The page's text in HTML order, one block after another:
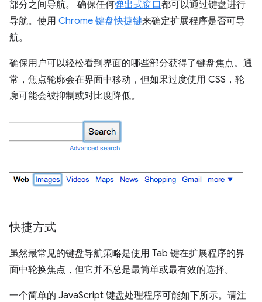
部分之间导航。 确保任何弹出式窗口都可以通过键盘进行
导航。使用 Chrome 键盘快捷键来确定扩展程序是否可导
航。
确保用户可以轻松看到界面的哪些部分获得了键盘焦点。通
常，焦点轮廓会在界面中移动，但如果过度使用 CSS，轮
廓可能会被抑制或对比度降低。
快捷方式
虽然最常见的键盘导航策略是使用 Tab 键在扩展程序的界
面中轮换焦点，但它并不总是最简单或最有效的选择。
一个简单的 JavaScript 键盘处理程序可能如下所示。请注